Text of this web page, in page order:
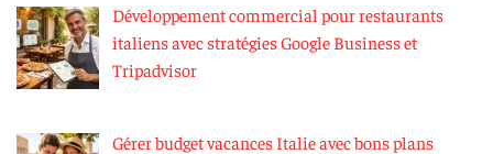
Développement commercial pour restaurants
italiens avec stratégies Google Business et
Tripadvisor
Gérer budget vacances Italie avec bons plans